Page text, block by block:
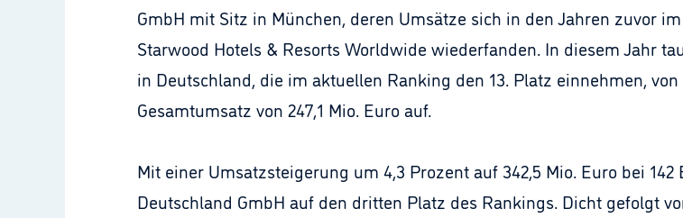
GmbH mit Sitz in München, deren Umsätze sich in den Jahren zuvor
Starwood Hotels & Resorts Worldwide wiederfanden. In diesem Jahr
in Deutschland, die im aktuellen Ranking den 13. Platz einnehmen,
Gesamtumsatz von 247,1 Mio. Euro auf.
Mit einer Umsatzsteigerung um 4,3 Prozent auf 342,5 Mio. Euro bei
Deutschland GmbH auf den dritten Platz des Rankings. Dicht gefolgt